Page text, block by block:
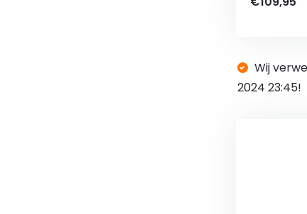
Wij
2024 23:45!